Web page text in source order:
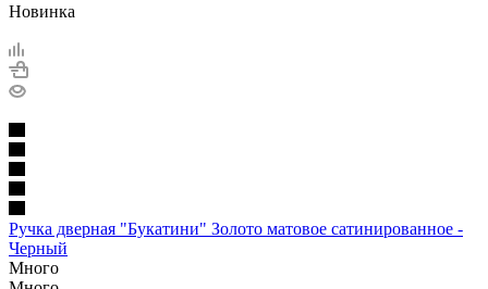
Новинка
Ручка дверная "Букатини" Золото матовое сатинированное -
Черный
Много